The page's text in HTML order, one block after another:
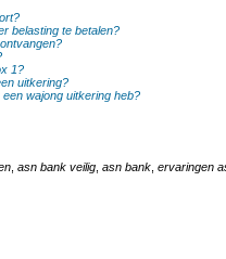
belasting te betalen?
1?
uitkering?
wajong uitkering heb?
asn bank veilig asn bank ervaringen